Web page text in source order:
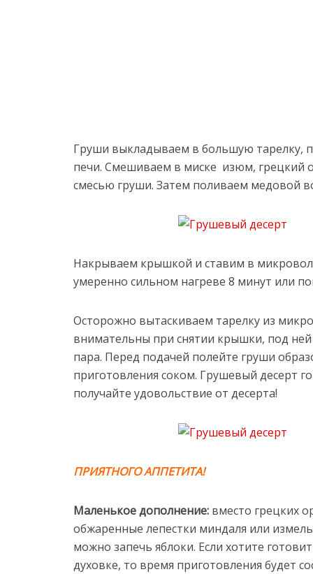
Груши выкладываем в большую тарелку,
печи. Смешиваем в миске изюм, грецкий
смесью груши. Затем поливаем медовой
Накрываем крышкой и ставим в
умеренно сильном нагреве 8 минут или
Осторожно вытаскиваем тарелку из
внимательны при снятии крышки, под ней
пара. Перед подачей полейте груши
приготовления соком. Грушевый десерт
получайте удовольствие от десерта!
ПРИЯТНОГО АППЕТИТА!
Маленькое дополнение: вместо грецких
обжаренные лепестки миндаля или
можно запечь яблоки. Если хотите
духовке, то время приготовления будет